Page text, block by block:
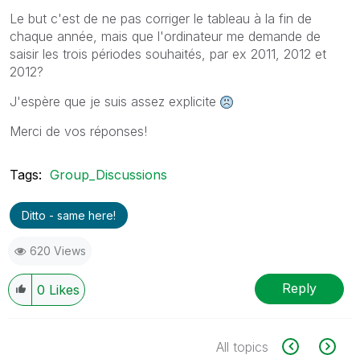
Le but c'est de ne pas corriger le tableau à la fin de
chaque année, mais que l'ordinateur me demande de
saisir les trois périodes souhaités, par ex 2011, 2012 et
2012?
J'espère que je suis assez explicite
Merci de vos réponses!
Tags: Group_Discussions
Ditto - same here!
620 Views
0 Likes Reply
All topics